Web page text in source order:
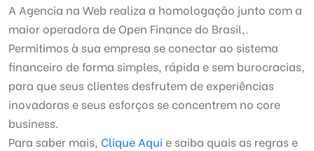
A Agencia na Web realiza a homologação junto com a
maior operadora de Open Finance do Brasil,.
Permitimos à sua empresa se conectar ao sistema
financeiro de forma simples, rápida e sem burocracias,
para que seus clientes desfrutem de experiências
inovadoras e seus esforços se concentrem no core
business.
Para saber mais, Clique Aqui e saiba quais as regras e